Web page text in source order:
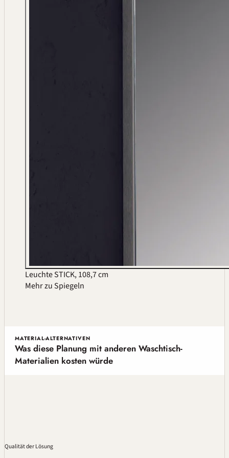
Leuchte STICK, 108,7 cm
Mehr zu Spiegeln
MATERIAL-ALTERNATIVEN
Was diese Planung mit anderen Waschtisch-
Materialien kosten würde
Qualitätder Lösung